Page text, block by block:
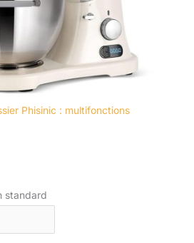
Phisinic : multifonctions